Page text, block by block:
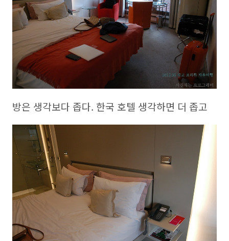
방은 생각보다 좁다. 한국 호텔 생각하면 더 좁고